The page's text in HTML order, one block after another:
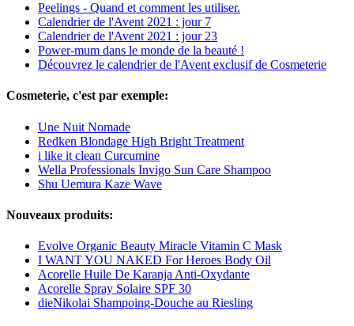
Peelings - Quand et comment les utiliser.
Calendrier de l'Avent 2021 : jour 7
Calendrier de l'Avent 2021 : jour 23
Power-mum dans le monde de la beauté !
Découvrez le calendrier de l'Avent exclusif de Cosmeterie
Cosmeterie, c'est par exemple:
Une Nuit Nomade
Redken Blondage High Bright Treatment
i like it clean Curcumine
Wella Professionals Invigo Sun Care Shampoo
Shu Uemura Kaze Wave
Nouveaux produits:
Evolve Organic Beauty Miracle Vitamin C Mask
I WANT YOU NAKED For Heroes Body Oil
Acorelle Huile De Karanja Anti-Oxydante
Acorelle Spray Solaire SPF 30
dieNikolai Shampoing-Douche au Riesling